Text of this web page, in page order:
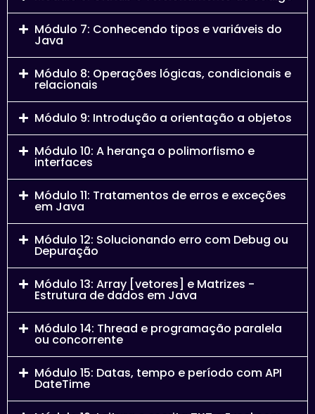
Módulo 7: Conhecendo tipos e variáveis do
Java
Módulo 8: Operações lógicas, condicionais e
relacionais
Módulo 9: Introdução a orientação a objetos
Módulo 10: A herança o polimorfismo e
interfaces
Módulo 11: Tratamentos de erros e exceções
em Java
Módulo 12: Solucionando erro com Debug ou
Depuração
Módulo 13: Array [vetores] e Matrizes -
Estrutura de dados em Java
Módulo 14: Thread e programação paralela
ou concorrente
Módulo 15: Datas, tempo e período com API
DateTime